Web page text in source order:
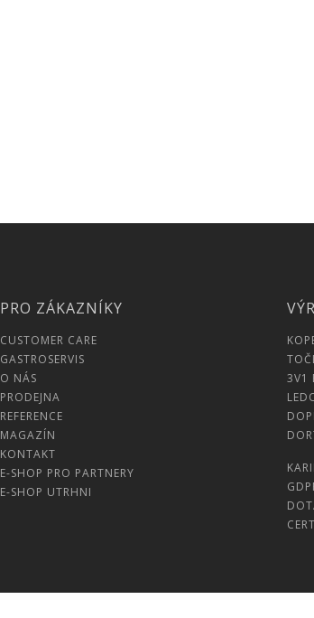
PRO ZÁKAZNÍKY
CUSTOMER CARE
GASTROSERVIS
O NÁS
PRODEJNA
REFERENCE
MAGAZÍN
KONTAKT
E-SHOP PRO PARTNERY
E-SHOP UTRHNI
3V1